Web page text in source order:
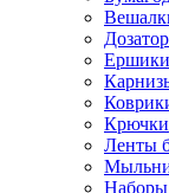
Ершики
Крючки
Ленты
Наборы